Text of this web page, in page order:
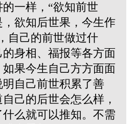
一样，“欲知前世
欲知后世果，今生作
自己的前世做过什
身相、福报等各方面
果今生自己方方面面
自己前世积累了善
己的后世会怎么样，
么就可以推知。不需